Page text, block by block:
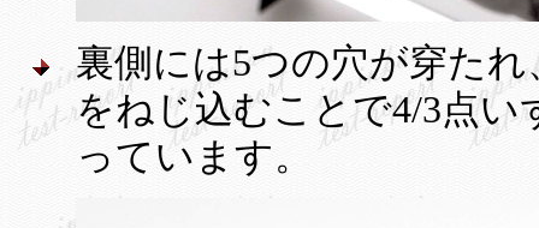
裏側には5つの穴が穿た
をねじ込むことで4/3点
っています。